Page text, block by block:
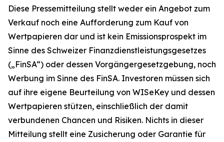
Diese Pressemitteilung stellt weder ein Angebot zum
Verkauf noch eine Aufforderung zum Kauf von
Wertpapieren dar und ist kein Emissionsprospekt im
Sinne des Schweizer Finanzdienstleistungsgesetzes
(„FinSA“) oder dessen Vorgängergesetzgebung, noch
Werbung im Sinne des FinSA. Investoren müssen sich
auf ihre eigene Beurteilung von WISeKey und dessen
Wertpapieren stützen, einschließlich der damit
verbundenen Chancen und Risiken. Nichts in dieser
Mitteilung stellt eine Zusicherung oder Garantie für